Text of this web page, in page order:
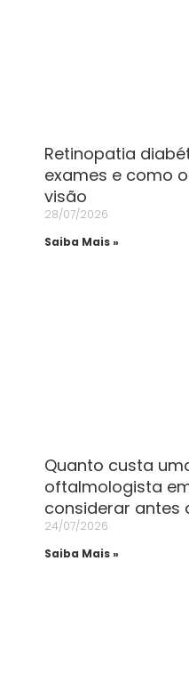
Retinopatia
exames e como
visão
28/07/2026
Saiba Mais »
Quanto custa
oftalmologista
considerar antes
24/07/2026
Saiba Mais »